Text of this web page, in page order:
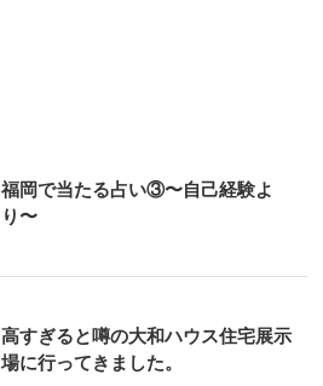
福岡で当たる占い③〜自己経験よ
り〜
高すぎると噂の大和ハウス住宅展示
場に行ってきました。